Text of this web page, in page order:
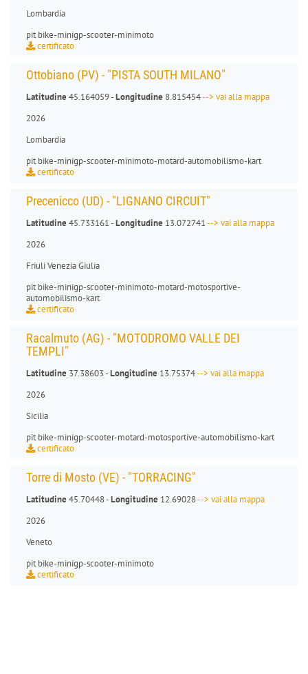
Lombardia
pit bike-minigp-scooter-minimoto
certificato
Ottobiano (PV) - "PISTA SOUTH MILANO"
Latitudine45.164059 -Longitudine 8.815454--> vai alla mappa
2026
Lombardia
pit bike-minigp-scooter-minimoto-motard-automobilismo-kart
certificato
Precenicco (UD) - "LIGNANO CIRCUIT"
Latitudine45.733161 -Longitudine 13.072741--> vai alla mappa
2026
Friuli Venezia Giulia
pit bike-minigp-scooter-minimoto-motard-motosportive-
automobilismo-kart
certificato
Racalmuto (AG) - "MOTODROMO VALLE DEI
TEMPLI"
Latitudine 37.38603 -Longitudine 13.75374--> vai alla mappa
2026
Sicilia
pit bike-minigp-scooter-motard-motosportive-automobilismo-kart
certificato
Torre di Mosto (VE) - "TORRACING"
Latitudine45.70448 -Longitudine 12.69028--> vai alla mappa
2026
Veneto
pit bike-minigp-scooter-minimoto
certificato